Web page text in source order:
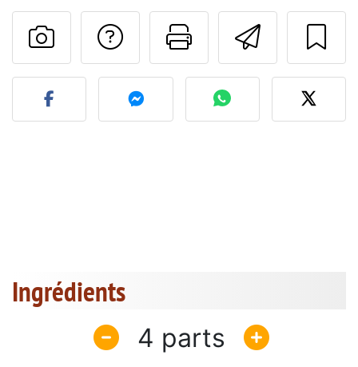
Imprimer
Poser une
Publier votre photo de
Ingrédients
4